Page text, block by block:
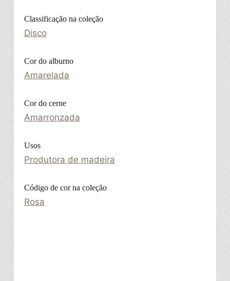
Classificação na coleção
Disco
Cor do alburno
Amarelada
Cor do cerne
Amarronzada
Usos
Produtora de madeira
Código de cor na coleção
Rosa